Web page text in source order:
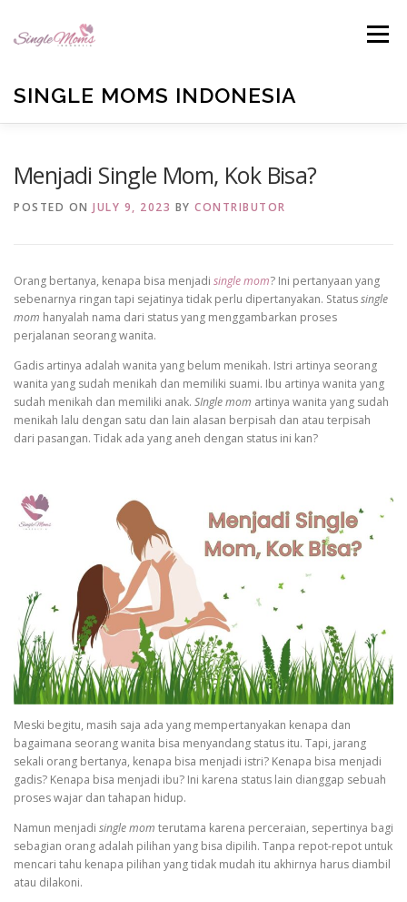
content
SINGLE MOMS INDONESIA
Menu
Menjadi Single Mom, Kok Bisa?
POSTED ON JULY 9, 2023 BY CONTRIBUTOR
Orang bertanya, kenapa bisa menjadi single mom? Ini pertanyaan yang
sebenarnya ringan tapi sejatinya tidak perlu dipertanyakan. Statussingle
mom hanyalah nama dari status yang menggambarkan proses
perjalanan seorang wanita.
Gadis artinya adalah wanita yang belum menikah. Istri artinya seorang
wanita yang sudah menikah dan memiliki suami. Ibu artinya wanita yang
sudah menikah dan memiliki anak. SIngle mom artinya wanita yang sudah
menikah lalu dengan satu dan lain alasan berpisah dan atau terpisah
dari pasangan. Tidak ada yang aneh dengan status ini kan?
Meski begitu, masih saja ada yang mempertanyakan kenapa dan
bagaimana seorang wanita bisa menyandang status itu. Tapi, jarang
sekali orang bertanya, kenapa bisa menjadi istri? Kenapa bisa menjadi
gadis? Kenapa bisa menjadi ibu? Ini karena status lain dianggap sebuah
proses wajar dan tahapan hidup.
Namun menjadi single mom terutama karena perceraian, sepertinya bagi
sebagian orang adalah pilihan yang bisa dipilih. Tanpa repot-repot untuk
mencari tahu kenapa pilihan yang tidak mudah itu akhirnya harus diambil
atau dilakoni.